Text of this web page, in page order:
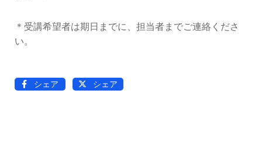
TEAM
チーム紹介
CONTACT
過去記録
＊受講希望者は期日までに、担当者までご連絡くださ
い。
シェア シェア